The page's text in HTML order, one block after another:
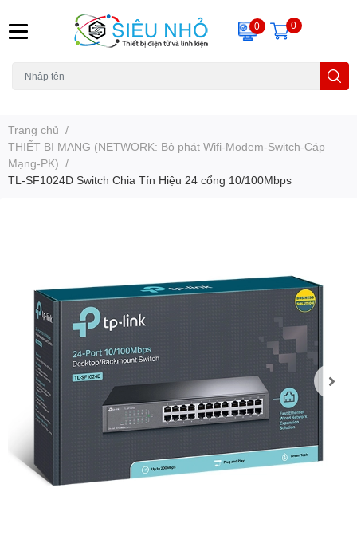
0 0
Trang chủ /
THIẾT BỊ MẠNG (NETWORK: Bộ phát Wifi-Modem-Switch-Cáp
Mạng-PK) /
TL-SF1024D Switch Chia Tín Hiệu 24 cổng 10/100Mbps